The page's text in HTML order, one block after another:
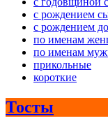
с рождением
с рождением
по именам
по именам
прикольные
короткие
Тосты